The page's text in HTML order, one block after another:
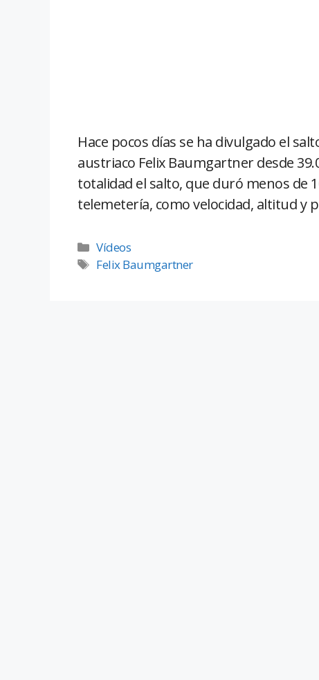
Hace pocos días se ha divulgado el
austriaco Felix Baumgartner desde
totalidad el salto, que duró menos de
telemetería, como velocidad, altitud y
Vídeos
Felix Baumgartner